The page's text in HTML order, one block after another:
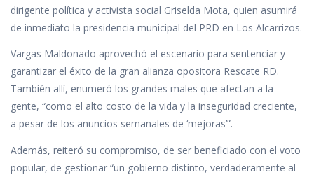
dirigente política y activista social Griselda Mota, quien asumirá
de inmediato la presidencia municipal del PRD en Los Alcarrizos.
Vargas Maldonado aprovechó el escenario para sentenciar y
garantizar el éxito de la gran alianza opositora Rescate RD.
También allí, enumeró los grandes males que afectan a la
gente, “como el alto costo de la vida y la inseguridad creciente,
a pesar de los anuncios semanales de ‘mejoras’”.
Además, reiteró su compromiso, de ser beneficiado con el voto
popular, de gestionar “un gobierno distinto, verdaderamente al